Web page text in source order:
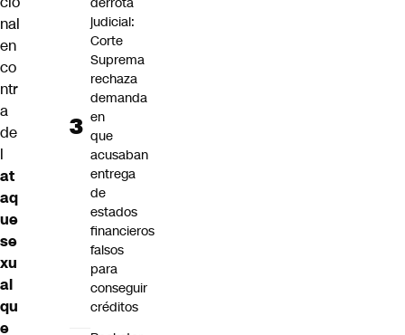
nal
en
co
ntr
a
de
l
at
aq
ue
se
xu
al
qu
e
judicial:
Corte
Suprema
rechaza
demanda
en
que
acusaban
entrega
de
estados
financieros
falsos
para
conseguir
créditos